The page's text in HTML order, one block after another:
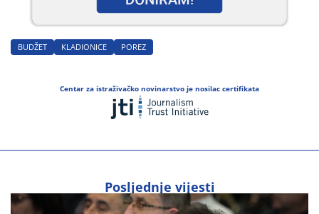
BUDŽET KLADIONICE POREZ
Centar za istraživačko novinarstvo je nosilac certifikata
Posljednje vijesti